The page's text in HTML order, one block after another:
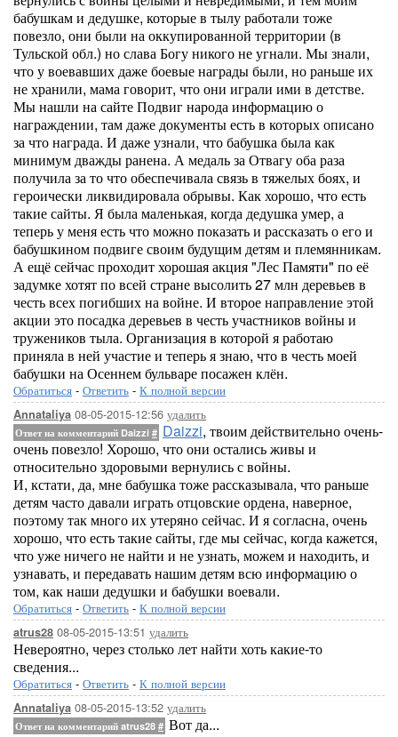
бабушкам и дедушке, которые в тылу работали тоже
повезло, они были на оккупированной территории (в
Тульской обл.) но слава Богу никого не угнали. Мы знали,
что у воевавших даже боевые награды были, но раньше их
не хранили, мама говорит, что они играли ими в детстве.
Мы нашли на сайте Подвиг народа информацию о
награждении, там даже документы есть в которых описано
за что награда. И даже узнали, что бабушка была как
минимум дважды ранена. А медаль за Отвагу оба раза
получила за то что обеспечивала связь в тяжелых боях, и
героически ликвидировала обрывы. Как хорошо, что есть
такие сайты. Я была маленькая, когда дедушка умер, а
теперь у меня есть что можно показать и рассказать о его и
бабушкином подвиге своим будущим детям и племянникам.
А ещё сейчас проходит хорошая акция "Лес Памяти" по её
задумке хотят по всей стране высолить 27 млн деревьев в
честь всех погибших на войне. И второе направление этой
акции это посадка деревьев в честь участников войны и
тружеников тыла. Организация в которой я работаю
приняла в ней участие и теперь я знаю, что в честь моей
бабушки на Осеннем бульваре посажен клён.
Обратиться - Ответить - К полной версии
Annataliya 08-05-2015-12:56 удалить
Ответ на комментарий Daizzi # Daizzi, твоим действительно очень-
очень повезло! Хорошо, что они остались живы и
относительно здоровыми вернулись с войны.
И, кстати, да, мне бабушка тоже рассказывала, что раньше
детям часто давали играть отцовские ордена, наверное,
поэтому так много их утеряно сейчас. И я согласна, очень
хорошо, что есть такие сайты, где мы сейчас, когда кажется,
что уже ничего не найти и не узнать, можем и находить, и
узнавать, и передавать нашим детям всю информацию о
том, как наши дедушки и бабушки воевали.
Обратиться - Ответить - К полной версии
atrus28 08-05-2015-13:51 удалить
Невероятно, через столько лет найти хоть какие-то
сведения...
Обратиться - Ответить - К полной версии
Annataliya 08-05-2015-13:52 удалить
Ответ на комментарий atrus28 # Вот да...